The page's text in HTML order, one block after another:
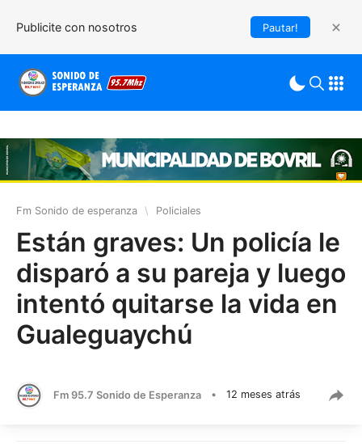
Publicite con nosotros Pautar!
Fm Sonido de esperanza \ Policiales
Están graves: Un policía le
disparó a su pareja y luego
intentó quitarse la vida en
Gualeguaychú
Fm 95.7 Sonido de Esperanza • 12 meses atrás